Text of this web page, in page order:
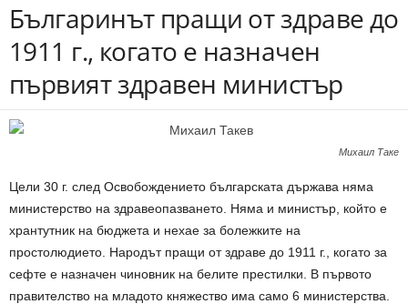
Българинът пращи от здраве до
1911 г., когато е назначен
първият здравен министър
Михаил Таке
Цели 30 г. след Освобождението българската държава няма
министерство на здравеопазването. Няма и министър, който е
хрантутник на бюджета и нехае за болежките на
простолюдието. Народът пращи от здраве до 1911 г., когато за
сефте е назначен чиновник на белите престилки. В първото
правителство на младото княжество има само 6 министерства.